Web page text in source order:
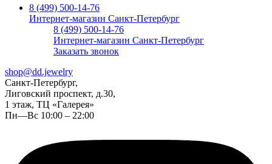
8 (499) 500-14-76
Интернет-магазин Санкт-Петербург
8 (499) 500-14-76
Интернет-магазин Санкт-Петербург
Заказать звонок
shop@dd.jewelry
Санкт-Петербург,
Лиговский проспект, д.30,
1 этаж, ТЦ «Галерея»
Пн—Вс 10:00 – 22:00